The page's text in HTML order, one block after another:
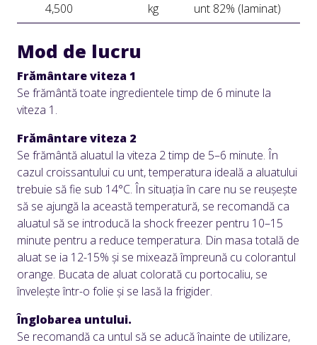
4,500
kg unt 82% (laminat)
Mod de lucru
Frământare viteza 1
Se frământă toate ingredientele timp de 6 minute la
viteza 1.
Frământare viteza 2
Se frământă aluatul la viteza 2 timp de 5–6 minute. În
cazul croissantului cu unt, temperatura ideală a aluatului
trebuie să fie sub 14°C. În situația în care nu se reușește
să se ajungă la această temperatură, se recomandă ca
aluatul să se introducă la shock freezer pentru 10–15
minute pentru a reduce temperatura. Din masa totală de
aluat se ia 12-15% și se mixează împreună cu colorantul
orange. Bucata de aluat colorată cu portocaliu, se
învelește într-o folie și se lasă la frigider.
Înglobarea untului.
Se recomandă ca untul să se aducă înainte de utilizare,